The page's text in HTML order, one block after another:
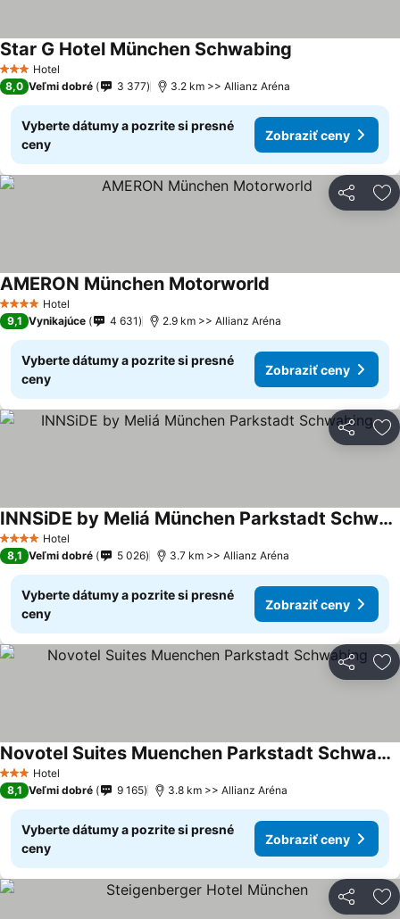
3 Počet hviezdičiek
Hotel
Star G Hotel München Schwabing
8,0 Veľmi dobré 3 377 3.2 km >> Allianz Aréna
Vyberte dátumy a pozrite si presné
ceny
Zobraziť ceny
Zdieľať
4 Počet hviezdičiek
Hotel
AMERON München Motorworld
9,1 Vynikajúce 4 631 2.9 km >> Allianz Aréna
Vyberte dátumy a pozrite si presné
ceny
Zobraziť ceny
Zdieľať
4 Počet hviezdičiek
Hotel
INNSiDE by Meliá München Parkstadt Schwabing
8,1 Veľmi dobré 5 026 3.7 km >> Allianz Aréna
Vyberte dátumy a pozrite si presné
ceny
Zobraziť ceny
Zdieľať
3 Počet hviezdičiek
Hotel
Novotel Suites Muenchen Parkstadt Schwabing
8,1 Veľmi dobré 9 165 3.8 km >> Allianz Aréna
Vyberte dátumy a pozrite si presné
ceny
Zobraziť ceny
Zdieľať